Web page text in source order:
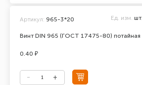
Винт DIN 965 (ГОСТ 17475-80) потайная
Артикул: 965-3*20 Ед. изм. шт.
0.40 ₽